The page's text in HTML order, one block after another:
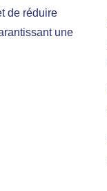
de réduire
une